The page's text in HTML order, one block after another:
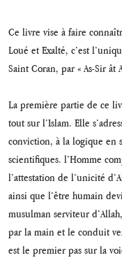
Ce livre vise à faire
Loué et Exalté, c’est
Saint Coran, par « As-Sir
La première partie de ce
tout sur l’Islam. Elle
conviction, à la logique en
scientiﬁques. l’Homme
l’attestation de l’unicité
ainsi que l’être humain
musulman serviteur
par la main et le conduit
est le premier pas sur la